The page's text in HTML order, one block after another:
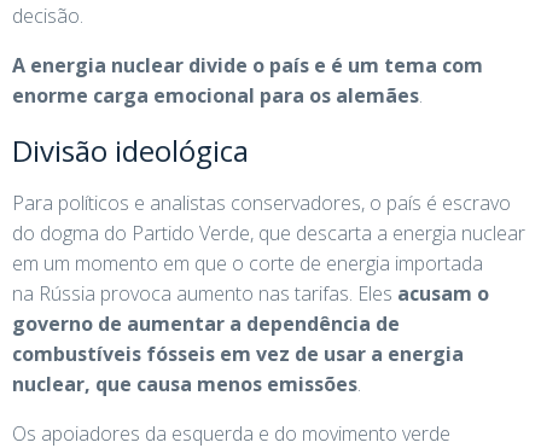
decisão.
A energia nuclear divide o país e é um tema com
enorme carga emocional para os alemães.
Divisão ideológica
Para políticos e analistas conservadores, o país é escravo
do dogma do Partido Verde, que descarta a energia nuclear
em um momento em que o corte de energia importada
na Rússia provoca aumento nas tarifas. Eles acusam o
governo de aumentar a dependência de
combustíveis fósseis em vez de usar a energia
nuclear, que causa menos emissões.
Os apoiadores da esquerda e do movimento verde